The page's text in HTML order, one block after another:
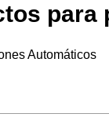
para
Automáticos